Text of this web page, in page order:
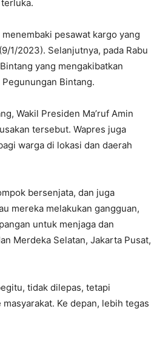
pesawat kargo yang
1/2023). Selanjutnya, pada Rabu
yang mengakibatkan
Bintang.
Wakil Presiden Ma’ruf Amin
tersebut. Wapres juga
warga di lokasi dan daerah
bersenjata, dan juga
mereka melakukan gangguan,
untuk menjaga dan
Merdeka Selatan, Jakarta Pusat,
tidak dilepas, tetapi
Ke depan, lebih tegas